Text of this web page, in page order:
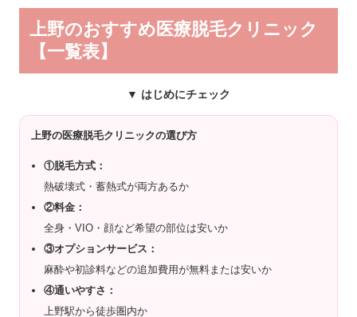
上野のおすすめ医療脱毛クリニック
【一覧表】
▼ はじめにチェック
上野の医療脱毛クリニックの選び方
①脱毛方式：
熱破壊式・蓄熱式が両方あるか
②料金：
全身・VIO・顔など希望の部位は安いか
③オプションサービス：
麻酔や初診料などの追加費用が無料または安いか
④通いやすさ：
上野駅から徒歩圏内か